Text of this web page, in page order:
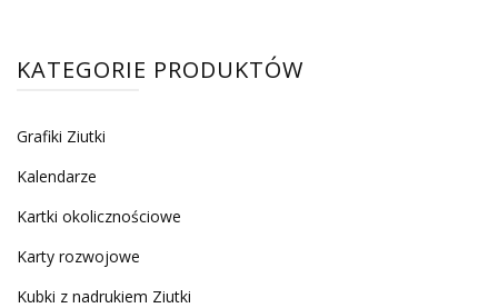
KATEGORIE PRODUKTÓW
Grafiki Ziutki
Kalendarze
Kartki okolicznościowe
Karty rozwojowe
Kubki z nadrukiem Ziutki